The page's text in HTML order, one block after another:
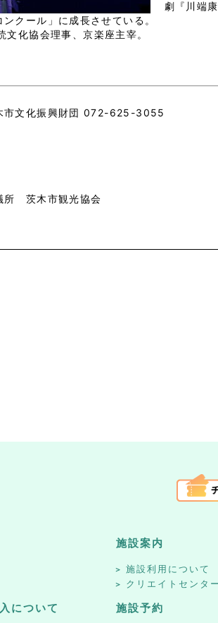
劇『川端
クール」に成長させている。
文化協会理事、京楽座主宰。
市文化振興財団 072-625-3055
所 茨木市観光協会
について
施設案内
施設利用について
クリエイトセンタ
施設予約